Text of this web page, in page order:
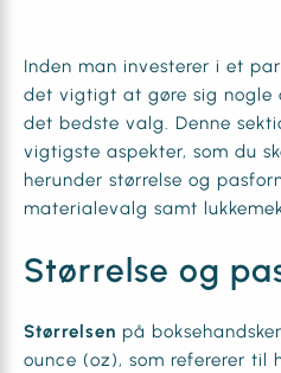
Inden man investerer i et
det vigtigt at gøre sig nogle
det bedste valg. Denne
vigtigste aspekter, som du
herunder størrelse og
materialevalg samt
Størrelse og
Størrelsen på
ounce (oz), som refererer til